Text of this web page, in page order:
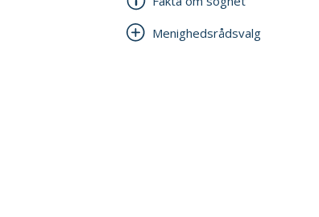
Menighedsrådsvalg